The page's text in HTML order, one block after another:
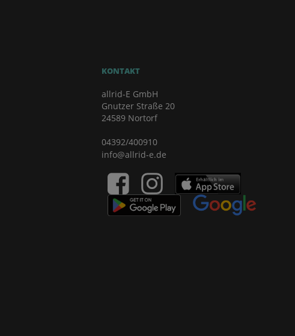
KONTAKT
allrid-E GmbH
Gnutzer Straße 20
24589 Nortorf
04392/400910
info@allrid-e.de